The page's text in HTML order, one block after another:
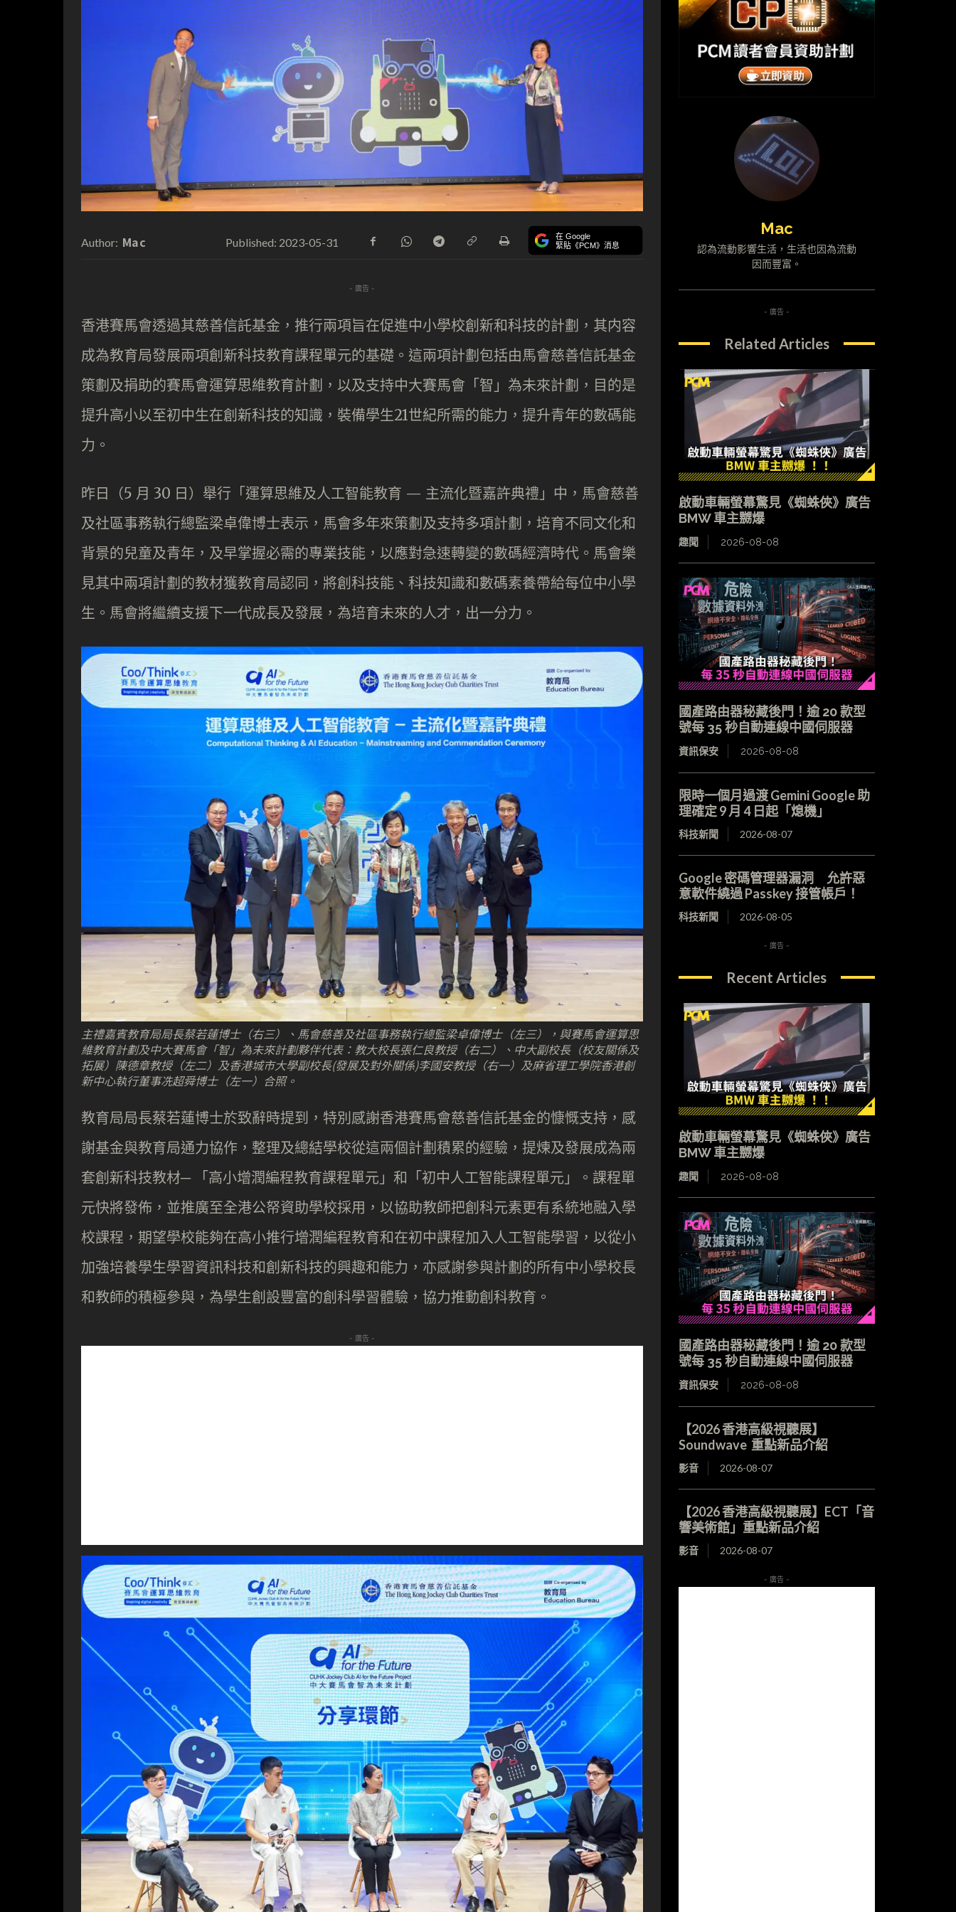
Author: Mac Published: 2023-05-31 在 Google
緊貼《PCM》消息
- 廣告 -
香港賽馬會透過其慈善信託基金，推行兩項旨在促進中小學校創新和科技的計劃，其内容
成為教育局發展兩項創新科技教育課程單元的基礎。這兩項計劃包括由馬會慈善信託基金
策劃及捐助的賽馬會運算思維教育計劃，以及支持中大賽馬會「智」為未來計劃，目的是
提升高小以至初中生在創新科技的知識，裝備學生21世紀所需的能力，提升青年的數碼能
力。
昨日（5 月 30 日）舉行「運算思維及人工智能教育 — 主流化暨嘉許典禮」中，馬會慈善
及社區事務執行總監梁卓偉博士表示，馬會多年來策劃及支持多項計劃，培育不同文化和
背景的兒童及青年，及早掌握必需的專業技能，以應對急速轉變的數碼經濟時代。馬會樂
見其中兩項計劃的教材獲教育局認同，將創科技能、科技知識和數碼素養帶給每位中小學
生。馬會將繼續支援下一代成長及發展，為培育未來的人才，出一分力。
主禮嘉賓教育局局長蔡若蓮博士（右三）、馬會慈善及社區事務執行總監梁卓偉博士（左三），與賽馬會運算思
維教育計劃及中大賽馬會「智」為未來計劃夥伴代表：教大校長張仁良教授（右二）、中大副校長（校友關係及
拓展）陳德章教授（左二）及香港城市大學副校長(發展及對外關係)李國安教授（右一）及麻省理工學院香港創
新中心執行董事冼超舜博士（左一）合照。
教育局局長蔡若蓮博士於致辭時提到，特別感謝香港賽馬會慈善信託基金的慷慨支持，感
謝基金與教育局通力協作，整理及總結學校從這兩個計劃積累的經驗，提煉及發展成為兩
套創新科技教材─ 「高小增潤編程教育課程單元」和「初中人工智能課程單元」。課程單
元快將發佈，並推廣至全港公帑資助學校採用，以協助教師把創科元素更有系統地融入學
校課程，期望學校能夠在高小推行增潤編程教育和在初中課程加入人工智能學習，以從小
加強培養學生學習資訊科技和創新科技的興趣和能力，亦感謝參與計劃的所有中小學校長
和教師的積極參與，為學生創設豐富的創科學習體驗，協力推動創科教育。
- 廣告 -
Mac
認為流動影響生活，生活也因為流動
因而豐富。
- 廣告 -
Related Articles
啟動車輛螢幕驚見《蜘蛛俠》廣告
BMW 車主嬲爆
趣聞 2026-08-08
國產路由器秘藏後門！逾 20 款型
號每 35 秒自動連線中國伺服器
資訊保安 2026-08-08
限時一個月過渡 Gemini Google 助
理確定 9 月 4 日起「熄機」
科技新聞 2026-08-07
Google 密碼管理器漏洞 允許惡
意軟件繞過 Passkey 接管帳戶！
科技新聞 2026-08-05
- 廣告 -
Recent Articles
啟動車輛螢幕驚見《蜘蛛俠》廣告
BMW 車主嬲爆
趣聞 2026-08-08
國產路由器秘藏後門！逾 20 款型
號每 35 秒自動連線中國伺服器
資訊保安 2026-08-08
【2026 香港高級視聽展】
Soundwave 重點新品介紹
影音 2026-08-07
【2026 香港高級視聽展】ECT「音
響美術館」重點新品介紹
影音 2026-08-07
- 廣告 -